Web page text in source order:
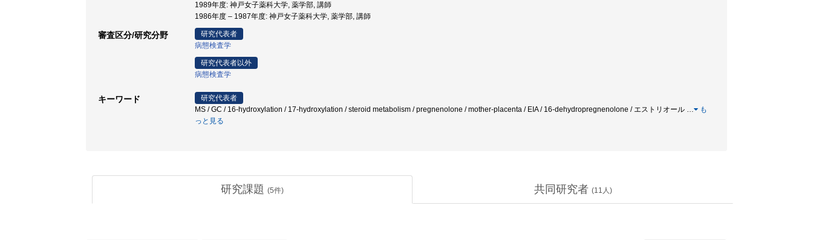
1989年度: 神戸女子薬科大学, 薬学部, 講師
1986年度 – 1987年度: 神戸女子薬科大学, 薬学部, 講師
審査区分/研究分野
研究代表者
病態検査学
研究代表者以外
病態検査学
キーワード
研究代表者
MS / GC / 16-hydroxylation / 17-hydroxylation / steroid metabolism / pregnenolone / mother-placenta / EIA / 16-dehydropregnenolone / エストリオール …
も
っと見る
研究課題 (5件) 共同研究者 (11 人)